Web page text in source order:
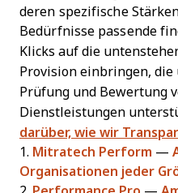
deren spezifische
Bedürfnisse passende
Klicks auf die
Provision einbringen,
Prüfung und Bewertung
Dienstleistungen
darüber, wie wir
1. Mitratech Perform —
Organisationen jeder